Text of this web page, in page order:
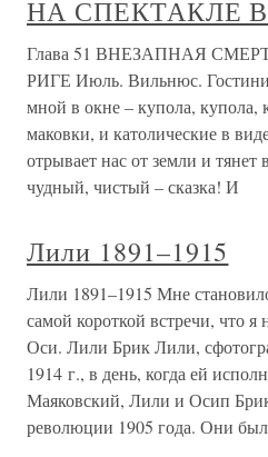
НА СПЕКТАКЛЕ
Глава 51 ВНЕЗАПНАЯ
РИГЕ Июль. Вильнюс.
мной в окне – купола, купола,
маковки, и католические в
отрывает нас от земли и
чудный, чистый – сказка! И
Лили 1891–1915
Лили 1891–1915 Мне
самой короткой встречи, что
Оси. Лили Брик Лили,
1914 г., в день, когда ей
Маяковский, Лили и Осип
революции 1905 года. Они